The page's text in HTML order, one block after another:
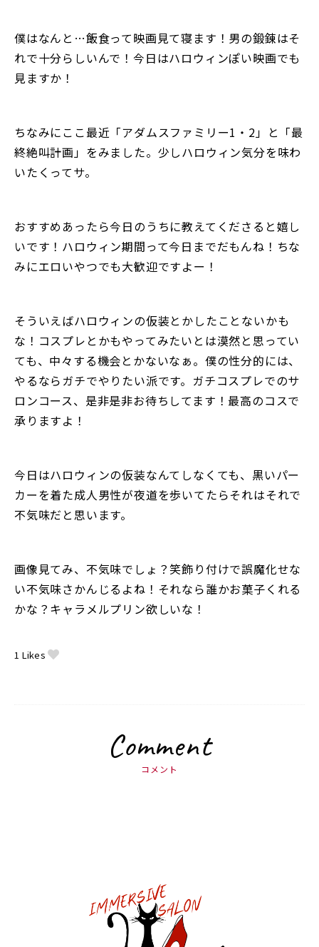
僕はなんと…飯食って映画見て寝ます！男の鍛錬はそ
れで十分らしいんで！今日はハロウィンぽい映画でも
見ますか！
ちなみにここ最近「アダムスファミリー1・2」と「最
終絶叫計画」をみました。少しハロウィン気分を味わ
いたくってサ。
おすすめあったら今日のうちに教えてくださると嬉し
いです！ハロウィン期間って今日までだもんね！ちな
みにエロいやつでも大歓迎ですよー！
そういえばハロウィンの仮装とかしたことないかも
な！コスプレとかもやってみたいとは漠然と思ってい
ても、中々する機会とかないなぁ。僕の性分的には、
やるならガチでやりたい派です。ガチコスプレでのサ
ロンコース、是非是非お待ちしてます！最高のコスで
承りますよ！
今日はハロウィンの仮装なんてしなくても、黒いパー
カーを着た成人男性が夜道を歩いてたらそれはそれで
不気味だと思います。
画像見てみ、不気味でしょ？笑飾り付けで誤魔化せな
い不気味さかんじるよね！それなら誰かお菓子くれる
かな？キャラメルプリン欲しいな！
1 Likes
Comment
コメント